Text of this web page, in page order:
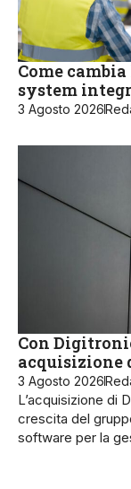
Come
system
3 Agosto 2026
Con
acquisizione
3 Agosto 2026
L’acquisizione di
crescita del
software per la